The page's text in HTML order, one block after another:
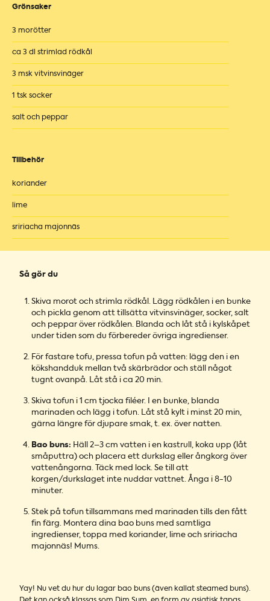
Grönsaker
3 morötter
ca 3 dl strimlad rödkål
3 msk vitvinsvinäger
1 tsk socker
salt och peppar
Tillbehör
koriander
lime
sririacha majonnäs
Så gör du
Skiva morot och strimla rödkål. Lägg rödkålen i en bunke
och pickla genom att tillsätta vitvinsvinäger, socker, salt
och peppar över rödkålen. Blanda och låt stå i kylskåpet
under tiden som du förbereder övriga ingredienser.
För fastare tofu, pressa tofun på vatten: lägg den i en
kökshandduk mellan två skärbrädor och ställ något
tugnt ovanpå. Låt stå i ca 20 min.
Skiva tofun i 1 cm tjocka filéer. I en bunke, blanda
marinaden och lägg i tofun. Låt stå kylt i minst 20 min,
gärna längre för djupare smak, t. ex. över natten.
Bao buns: Häll 2–3 cm vatten i en kastrull, koka upp (låt
småputtra) och placera ett durkslag eller ångkorg över
vattenångorna. Täck med lock. Se till att
korgen/durkslaget inte nuddar vattnet. Ånga i 8-10
minuter.
Stek på tofun tillsammans med marinaden tills den fått
fin färg. Montera dina bao buns med samtliga
ingredienser, toppa med koriander, lime och sririacha
majonnäs! Mums.
Yay! Nu vet du hur du lagar bao buns (även kallat steamed buns).